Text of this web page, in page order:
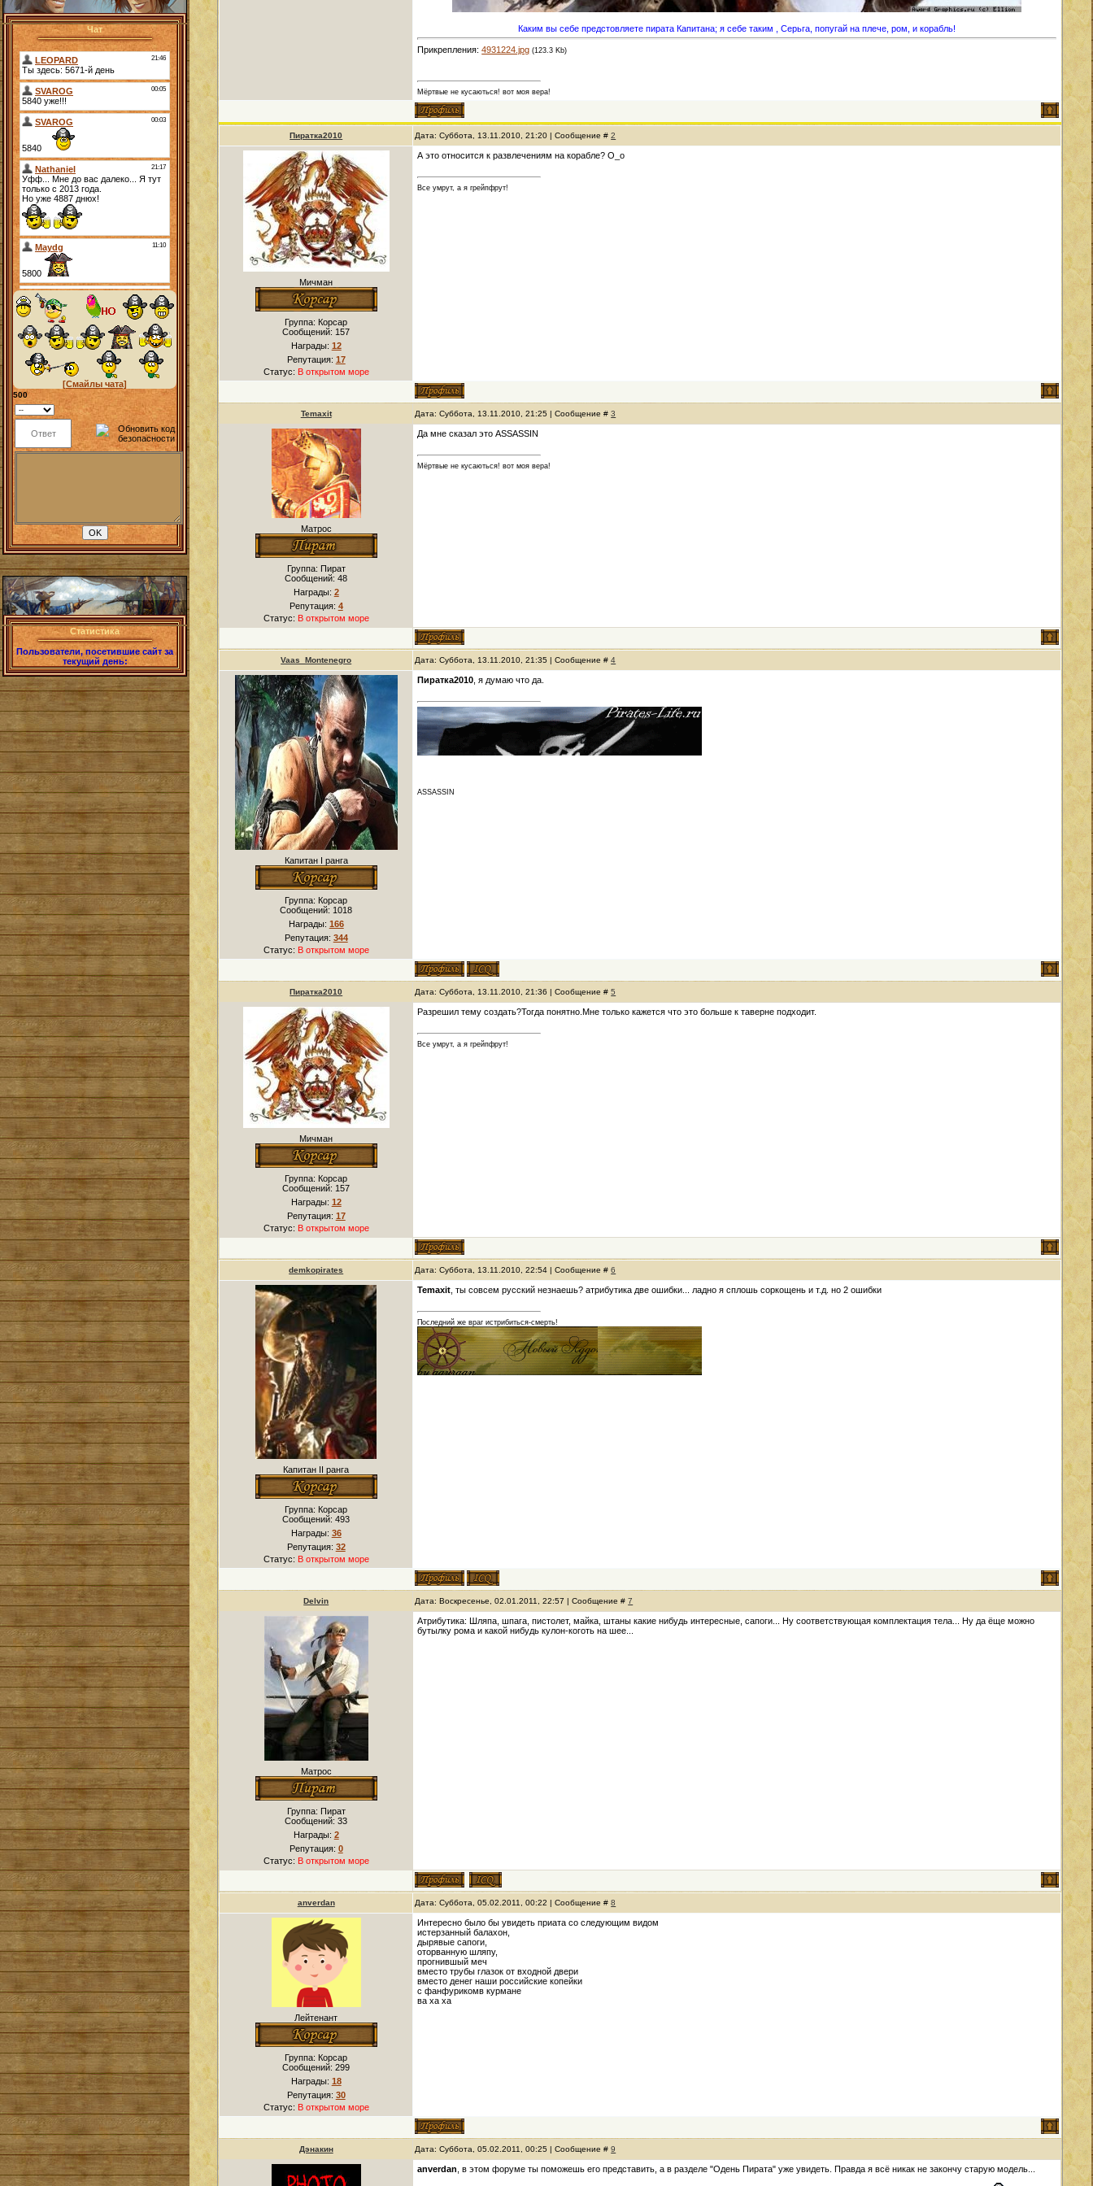
Чат
[Смайлы чата]
500
Статистика
Пользователи, посетившие сайт за
текущий день:
Каким вы себе предстовляете пирата Капитана; я себе таким , Серьга, попугай на плече, ром, и корабль!
Прикрепления:4931224.jpg (123.3 Kb)
Мёртвые не кусаються! вот моя вера!
Пиратка2010 Дата: Суббота, 13.11.2010, 21:20 | Сообщение #2
Мичман
Группа: Корсар
Сообщений: 157
Награды: 12
Репутация: 17
Статус: В открытом море
А это относится к развлечениям на корабле? О_о
Все умрут, а я грейпфрут!
Temaxit Дата: Суббота, 13.11.2010, 21:25 | Сообщение #3
Матрос
Группа: Пират
Сообщений:48
Награды: 2
Репутация: 4
Статус: В открытом море
Да мне сказал это ASSASSIN
Мёртвые не кусаються! вот моя вера!
Vaas_Montenegro Дата: Суббота, 13.11.2010, 21:35 | Сообщение #4
Капитан I ранга
Группа: Корсар
Сообщений: 1018
Награды: 166
Репутация: 344
Статус: В открытом море
Пиратка2010 , я думаю что да.
ASSASSIN
Пиратка2010 Дата: Суббота, 13.11.2010, 21:36 | Сообщение #5
Мичман
Группа: Корсар
Сообщений: 157
Награды: 12
Репутация: 17
Статус: В открытом море
Разрешил тему создать?Тогда понятно.Мне только кажется что это больше к таверне подходит.
Все умрут, а я грейпфрут!
demkopirates Дата: Суббота, 13.11.2010, 22:54 | Сообщение #6
Капитан II ранга
Группа: Корсар
Сообщений:493
Награды: 36
Репутация: 32
Статус: В открытом море
Temaxit , ты совсем русский незнаешь? атрибутика две ошибки... ладно я сплошь соркощень и т.д. но 2 ошибки
Последний же враг истрибиться-смерть!
Delvin Дата: Воскресенье, 02.01.2011, 22:57 | Сообщение #7
Матрос
Группа: Пират
Сообщений:33
Награды: 2
Репутация: 0
Статус: В открытом море
Атрибутика: Шляпа, шпага, пистолет, майка, штаны какие нибудь интересные, сапоги... Ну соответствующая комплектация тела... Ну да ёще можно
бутылку рома и какой нибудь кулон-коготь на шее...
anverdan Дата: Суббота, 05.02.2011, 00:22 | Сообщение #8
Лейтенант
Группа: Корсар
Сообщений:299
Награды: 18
Репутация: 30
Статус: В открытом море
Интересно было бы увидеть приата со следующим видом
истерзанный балахон,
дырявые сапоги,
оторванную шляпу,
прогнившый меч
вместо трубы глазок от входной двери
вместо денег наши российские копейки
с фанфурикомв курмане
ва ха ха
Дэнакин Дата: Суббота, 05.02.2011, 00:25 | Сообщение #9
anverdan , в этом форуме ты поможешь его представить, а в разделе "Одень Пирата" уже увидеть. Правда я всё никак не закончу старую модель...